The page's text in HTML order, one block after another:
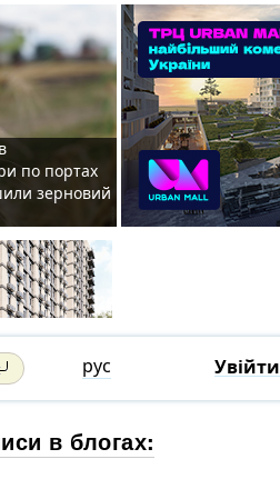
по портах
зерновий
рус Увійти
в блогах: